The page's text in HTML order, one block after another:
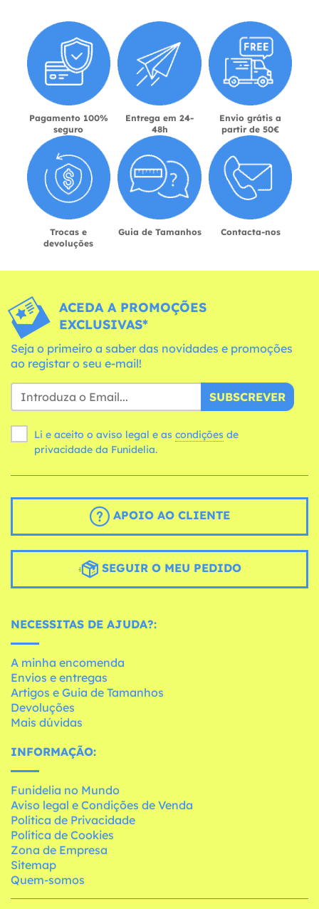
Pagamento 100%
seguro
Entrega em 24-
48h
Envio grátis a
partir de 50€
Trocas e
devoluções
Guia de Tamanhos Contacta-nos
ACEDA A PROMOÇÕES
EXCLUSIVAS*
Seja o primeiro a saber das novidades e promoções
ao registar o seu e-mail!
SUBSCREVER
Li e aceito o aviso legal e as condições
privacidade da Funidelia.
APOIO AO CLIENTE
SEGUIR O MEU PEDIDO
NECESSITAS DE AJUDA?:
A minha encomenda
Envios e entregas
Artigos e Guia de Tamanhos
Devoluções
Mais dúvidas
INFORMAÇÃO:
Funidelia no Mundo
Aviso legal e Condições de Venda
Política de Privacidade
Política de Cookies
Zona de Empresa
Sitemap
Quem-somos